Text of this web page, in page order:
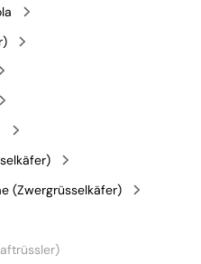
(Zwergrüsselkäfer)